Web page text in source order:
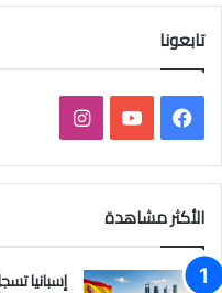
تابعونا
ي
ب
و
ي
ن
ت
الأكثر مشاهدة